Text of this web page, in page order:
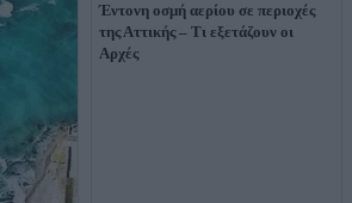
Έντονη οσμή αερίου σε περιοχές
της Αττικής – Τι εξετάζουν οι
Αρχές